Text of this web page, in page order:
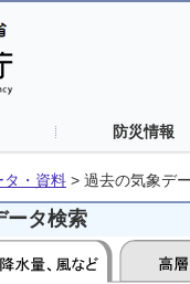
防災情報
タ・資料 > 過去の気象デ
ータ検索